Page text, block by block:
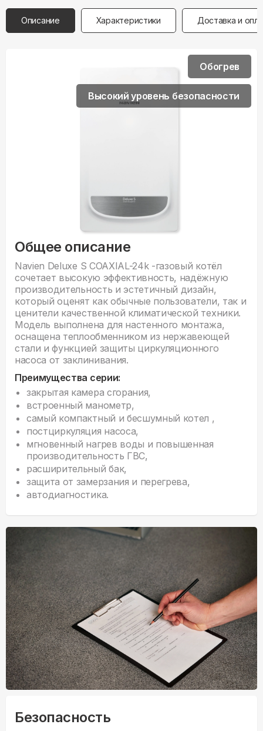
Описание Характеристики Доставка и
Общее описание
Navien Deluxe S COAXIAL-24k -газовый котёл
сочетает высокую эффективность, надёжную
производительность и эстетичный дизайн,
который оценят как обычные пользователи, так и
ценители качественной климатической техники.
Модель выполнена для настенного монтажа,
оснащена теплообменником из нержавеющей
стали и функцией защиты циркуляционного
насоса от заклинивания.
Преимущества серии:
закрытая камера сгорания,
встроенный манометр,
самый компактный и бесшумный котел ,
постциркуляция насоса,
мгновенный нагрев воды и повышенная
производительность ГВС,
расширительный бак,
защита от замерзания и перегрева,
автодиагностика.
Обогрев
Высокий уровень безопасности
Безопасность